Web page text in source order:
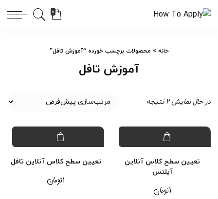
0
خانه > محصولات برچسب خورده “آموزش تافل”
آموزش تافل
در حال نمایش 2 نتیجه
تعیین سطح کلاس آنلاین
آیلتس
۱تومان
تعیین سطح کلاس آنلاین تافل
۱تومان